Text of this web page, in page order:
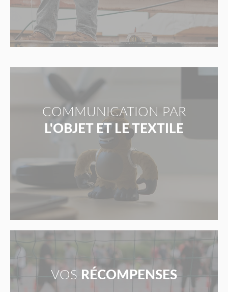
COMMUNICATION PAR
L'OBJET ET LE TEXTILE
VOS RÉCOMPENSES